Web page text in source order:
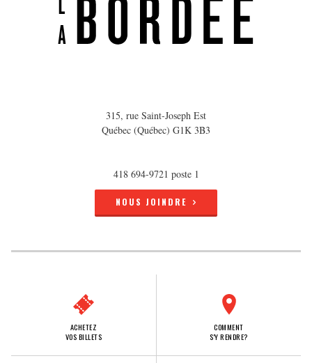
315, rue Saint-Joseph Est
Québec (Québec) G1K 3B3
418 694-9721 poste 1
NOUS JOINDRE
ACHETEZ
VOS BILLETS
COMMENT
S'Y RENDRE?